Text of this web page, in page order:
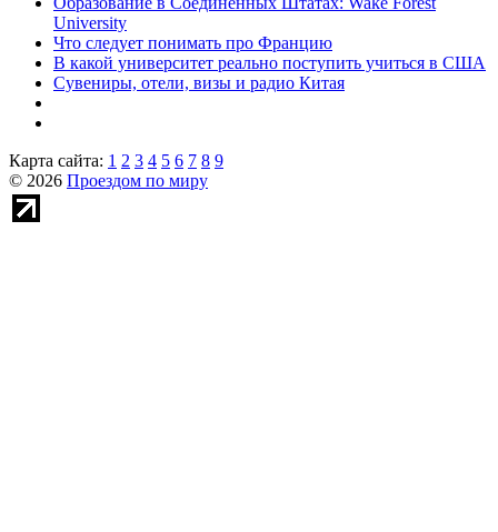
University
Что следует понимать про Францию
В какой университет реально поступить учиться в США
Сувениры, отели, визы и радио Китая
Карта сайта: 1 2 3 4 5 6 7 8 9
© 2026 Проездом по миру